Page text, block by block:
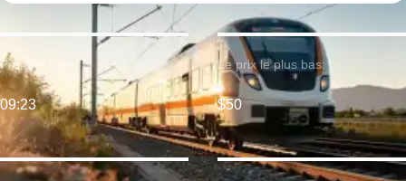
Premier train:
09:23
Le prix le plus bas:
$50